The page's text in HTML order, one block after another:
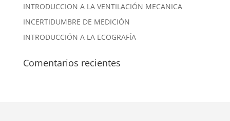
INTRODUCCION A LA VENTILACIÓN MECANICA
INCERTIDUMBRE DE MEDICIÓN
INTRODUCCIÓN A LA ECOGRAFÍA
Comentarios recientes